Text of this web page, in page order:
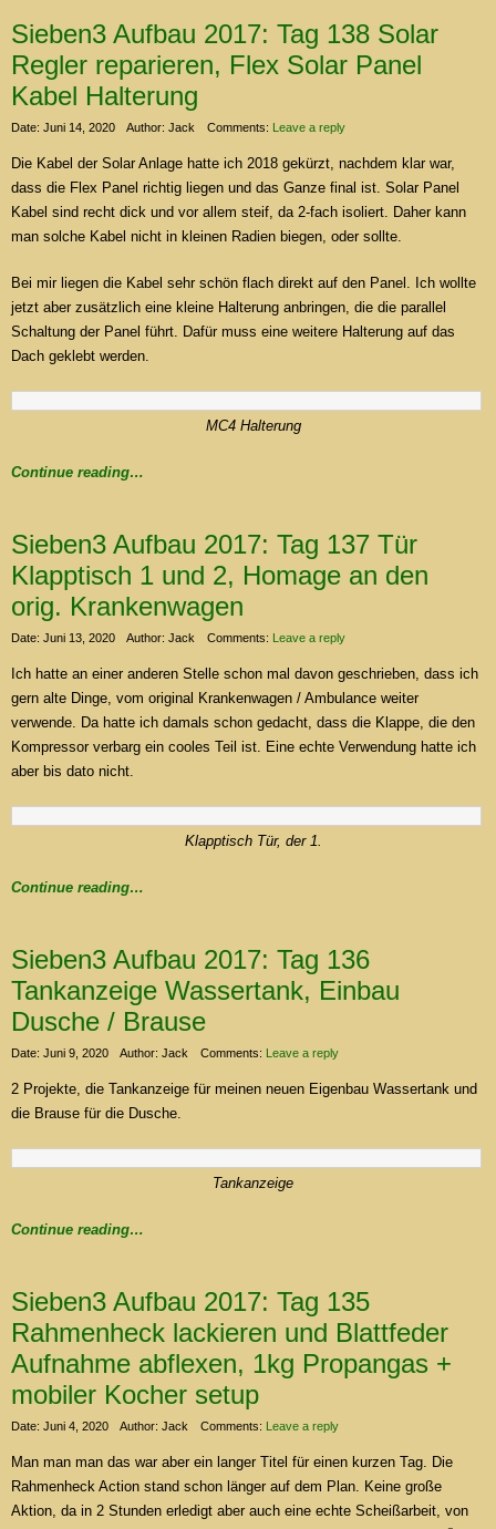
Sieben3 Aufbau 2017: Tag 138 Solar
Regler reparieren, Flex Solar Panel
Kabel Halterung
Date: Juni 14, 2020 Author: Jack Comments: Leave a reply
Die Kabel der Solar Anlage hatte ich 2018 gekürzt, nachdem klar war,
dass die Flex Panel richtig liegen und das Ganze final ist. Solar Panel
Kabel sind recht dick und vor allem steif, da 2-fach isoliert. Daher kann
man solche Kabel nicht in kleinen Radien biegen, oder sollte.
Bei mir liegen die Kabel sehr schön flach direkt auf den Panel. Ich wollte
jetzt aber zusätzlich eine kleine Halterung anbringen, die die parallel
Schaltung der Panel führt. Dafür muss eine weitere Halterung auf das
Dach geklebt werden.
MC4 Halterung
Continue reading…
Sieben3 Aufbau 2017: Tag 137 Tür
Klapptisch 1 und 2, Homage an den
orig. Krankenwagen
Date: Juni 13, 2020 Author: Jack Comments: Leave a reply
Ich hatte an einer anderen Stelle schon mal davon geschrieben, dass ich
gern alte Dinge, vom original Krankenwagen / Ambulance weiter
verwende. Da hatte ich damals schon gedacht, dass die Klappe, die den
Kompressor verbarg ein cooles Teil ist. Eine echte Verwendung hatte ich
aber bis dato nicht.
Klapptisch Tür, der 1.
Continue reading…
Sieben3 Aufbau 2017: Tag 136
Tankanzeige Wassertank, Einbau
Dusche / Brause
Date: Juni 9, 2020 Author: Jack Comments: Leave a reply
2 Projekte, die Tankanzeige für meinen neuen Eigenbau Wassertank und
die Brause für die Dusche.
Tankanzeige
Continue reading…
Sieben3 Aufbau 2017: Tag 135
Rahmenheck lackieren und Blattfeder
Aufnahme abflexen, 1kg Propangas +
mobiler Kocher setup
Date: Juni 4, 2020 Author: Jack Comments: Leave a reply
Man man man das war aber ein langer Titel für einen kurzen Tag. Die
Rahmenheck Action stand schon länger auf dem Plan. Keine große
Aktion, da in 2 Stunden erledigt aber auch eine echte Scheißarbeit, von